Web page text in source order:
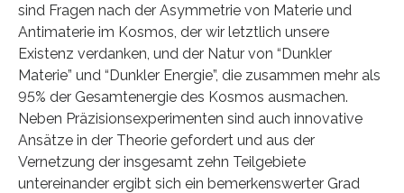
sind Fragen nach der Asymmetrie von Materie und
Antimaterie im Kosmos, der wir letztlich unsere
Existenz verdanken, und der Natur von “Dunkler
Materie” und “Dunkler Energie”, die zusammen mehr als
95% der Gesamtenergie des Kosmos ausmachen.
Neben Präzisionsexperimenten sind auch innovative
Ansätze in der Theorie gefordert und aus der
Vernetzung der insgesamt zehn Teilgebiete
untereinander ergibt sich ein bemerkenswerter Grad